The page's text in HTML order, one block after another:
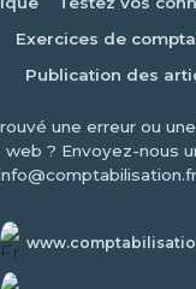
Exercices de
Publication des
une erreur ou
web ? Envoyez-nous